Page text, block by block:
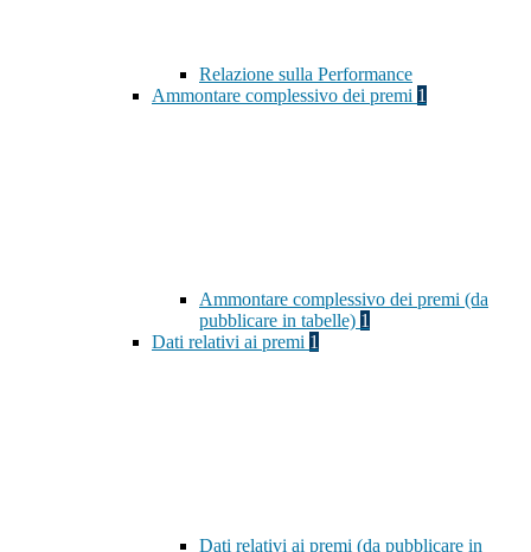
Relazione sulla Performance
Ammontare complessivo dei premi 1
Ammontare complessivo dei premi (da
pubblicare in tabelle) 1
Dati relativi ai premi 1
Dati relativi ai premi (da pubblicare in